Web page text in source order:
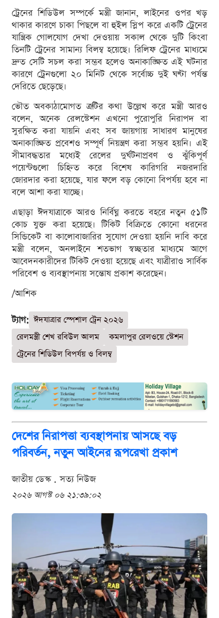
ট্রেনের শিডিউল সম্পর্কে মন্ত্রী জানান, লাইনের ওপর খড়
থাকার কারণে চাকা পিছলে বা হুইল স্লিপ করে একটি ট্রেনের
যান্ত্রিক গোলযোগ দেখা দেওয়ায় সকাল থেকে দুটি কিংবা
তিনটি ট্রেনের সামান্য বিলম্ব হয়েছে। রিলিফ ট্রেনের মাধ্যমে
দ্রুত সেটি সচল করা সম্ভব হলেও অনাকাঙ্ক্ষিত এই ঘটনার
কারণে ট্রেনগুলো ২০ মিনিট থেকে সর্বোচ্চ দুই ঘণ্টা পর্যন্ত
দেরিতে ছেড়েছে।
ভৌত অবকাঠামোগত ত্রুটির কথা উল্লেখ করে মন্ত্রী আরও
বলেন, অনেক রেলস্টেশন এখনো পুরোপুরি নিরাপদ বা
সুরক্ষিত করা যায়নি এবং সব জায়গায় সাধারণ মানুষের
অনাকাঙ্ক্ষিত প্রবেশও সম্পূর্ণ নিয়ন্ত্রণ করা সম্ভব হয়নি। এই
সীমাবদ্ধতার মধ্যেই রেলের দুর্ঘটনাপ্রবণ ও ঝুঁকিপূর্ণ
পয়েন্টগুলো চিহ্নিত করে বিশেষ কারিগরি নজরদারি
জোরদার করা হয়েছে, যার ফলে বড় কোনো বিপর্যয় হবে না
বলে আশা করা যাচ্ছে।
এছাড়া ঈদযাত্রাকে আরও নির্বিঘ্ন করতে বহরে নতুন ৫১টি
কোচ যুক্ত করা হয়েছে। টিকিট বিক্রিতে কোনো ধরনের
সিন্ডিকেট বা কালোবাজারির সুযোগ দেওয়া হয়নি দাবি করে
মন্ত্রী বলেন, অনলাইনে শতভাগ স্বচ্ছতার মাধ্যমে আগে
আবেদনকারীদের টিকিট দেওয়া হয়েছে এবং যাত্রীরাও সার্বিক
পরিবেশ ও ব্যবস্থাপনায় সন্তোষ প্রকাশ করেছেন।
/আশিক
ট্যাগ: ঈদযাত্রার স্পেশাল ট্রেন ২০২৬
রেলমন্ত্রী শেখ রবিউল আলম
কমলাপুর রেলওয়ে স্টেশন
ট্রেনের শিডিউল বিপর্যয় ও বিলম্ব
দেশের নিরাপত্তা ব্যবস্থাপনায় আসছে বড়
পরিবর্তন, নতুন আইনের রূপরেখা প্রকাশ
জাতীয় ডেস্ক . সত্য নিউজ
২০২৬ আগস্ট ০৬ ২১:৩৯:০২